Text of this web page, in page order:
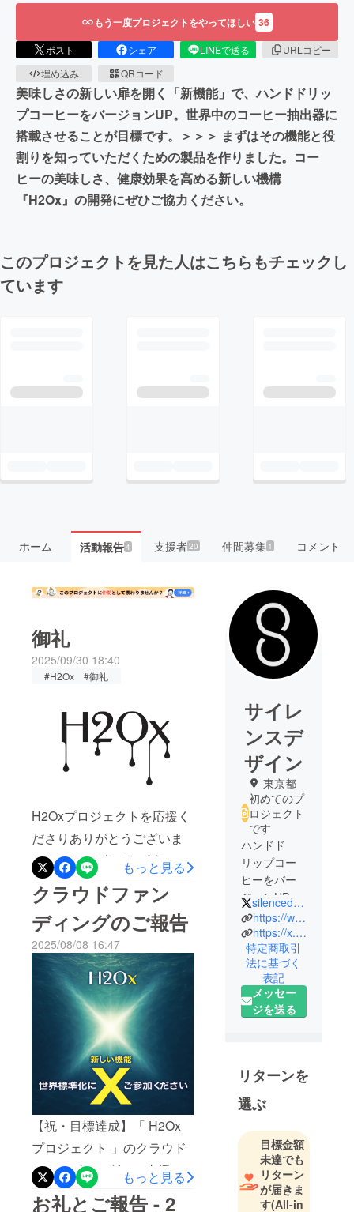
もう一度プロジェクトをやってほしい 36
ポスト シェア LINEで送る
URLコピー
埋め込み
QRコード
美味しさの新しい扉を開く「新機能」で、ハンドドリッ
プコーヒーをバージョンUP。世界中のコーヒー抽出器に
搭載させることが目標です。＞＞＞ まずはその機能と役
割りを知っていただくための製品を作りました。コー
ヒーの美味しさ、健康効果を高める新しい機構
『H2Ox』の開発にぜひご協力ください。
このプロジェクトを見た人はこちらもチェックし
ています
ホーム 活動報告4 支援者20 仲間募集 1 コメント
御礼
2025/09/30 18:40
#H2Ox #御礼
H2Oxプロジェクトを応援く
ださりありがとうございま
した。おかげさまで新しい
時代を拓くH2Ox を無事に
デビューさせることができ
ました。クラウドファン
ディングにお寄せいただい
たみなさまのご期待、そし
て、ご支援、ご協力が、広
く様々に波及し、わたした
ちの今後の活動を推し進め
る大きな力となってくれま
した。心より感謝いたし、
お支えいただいたみなさま
に深く御礼申し上げます。
既にご報告いたしました通
り、目標金額を達成する形
で「H2Ox零」を世に送り出
もっと見る
クラウドファン
ディングのご報告
2025/08/08 16:47
【祝・目標達成】「 H2Ox
プロジェクト 」のクラウド
ファンディングにご支援、
ご協力をいただきまして誠
もっと見る
お礼とご報告 - 2
サイレ
ンスデ
ザイン
東京都
初めてのプ
ロジェクト
です
ハンドド
リップコー
ヒーをバー
ジョンUPさ
せる新しい
機能を、世
界中のド
リッパーに
標準装備す
ることを目
指していま
扱うことの
できるシン
プルな機構
発想による
機能をご体
験いただけ
るように原
silencedesignJP
https://www.instagram.com/silencedesign.jp/
https://x.com/silencedesignJP
特定商取引
法に基づく
表記
メッセー
ジを送る
リターンを
選ぶ
目標金額
未達でも
リターン
が届きま
す(All-in